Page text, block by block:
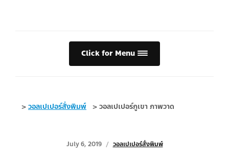
Click for Menu
>วอลเปเปอร์สั่งพิมพ์ >วอลเปเปอร์ภูเขา ภาพวาด
July 6, 2019 วอลเปเปอร์สั่งพิมพ์